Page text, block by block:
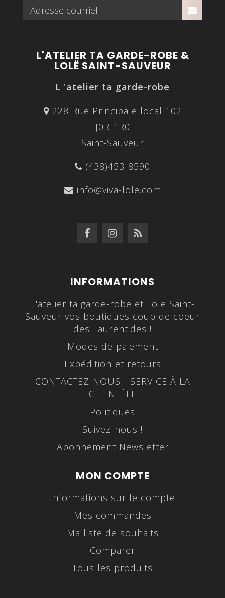
L'ATELIER TA GARDE-ROBE &
LOLË SAINT-SAUVEUR
L 'atelier ta garde-robe
228 Rue Principale local 102
J0R 1R0
Saint-Sauveur
(438)453-8590
info@viva-lole.com
INFORMATIONS
L'atelier ta garde-robe et Lolë Saint-
Sauveur vos boutiques coup de coeur
des Laurentides !
Modes de paiement
Expédition et retours
CONTACTEZ-NOUS - SERVICE À LA
CLIENTÈLE
Politiques
Suivez-nous !
Abonnement Newsletter
MON COMPTE
Informations sur le compte
Mes commandes
Ma liste de souhaits
Comparer
Tous les produits